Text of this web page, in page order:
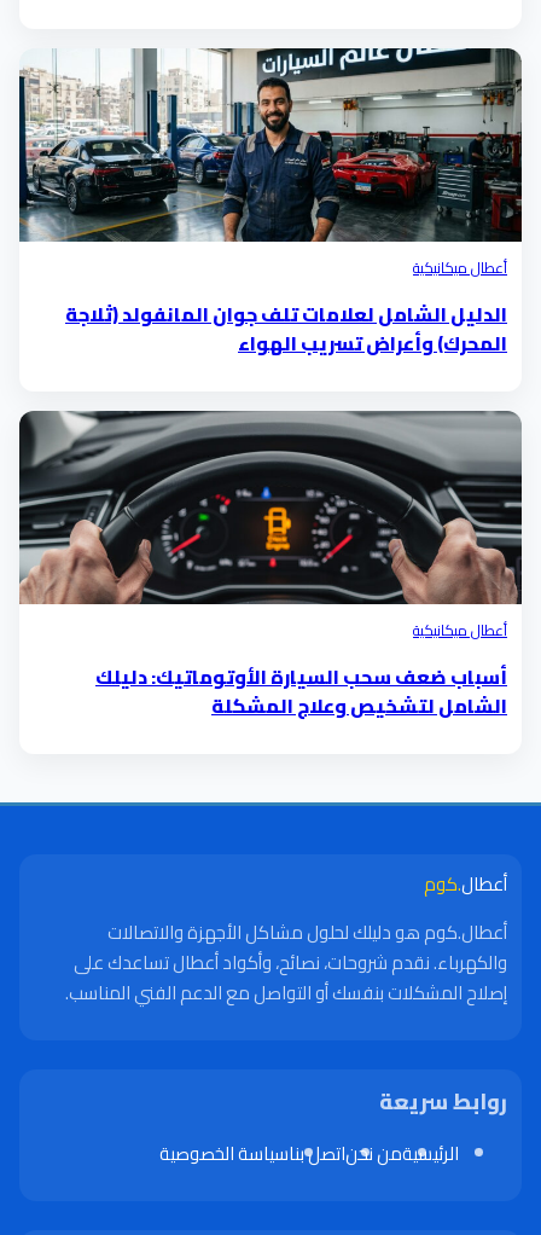
أعطال ميكانيكية
الدليل الشامل لعلامات تلف جوان المانفولد (ثلاجة
المحرك) وأعراض تسريب الهواء
أعطال ميكانيكية
أسباب ضعف سحب السيارة الأوتوماتيك: دليلك
الشامل لتشخيص وعلاج المشكلة
أعطال.كوم
أعطال.كوم هو دليلك لحلول مشاكل الأجهزة والاتصالات
والكهرباء. نقدم شروحات، نصائح، وأكواد أعطال تساعدك على
إصلاح المشكلات بنفسك أو التواصل مع الدعم الفني المناسب.
روابط سريعة
الرئيسيةمن نحناتصل بناسياسة الخصوصية